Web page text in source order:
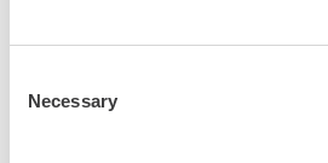
Selection
Necessary